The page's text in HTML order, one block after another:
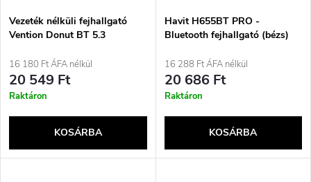
Vezeték nélküli fejhallgató
Vention Donut BT 5.3
16 180 Ft ÁFA nélkül
20 549 Ft
Raktáron
KOSÁRBA
Havit H655BT PRO -
Bluetooth fejhallgató (bézs)
16 288 Ft ÁFA nélkül
20 686 Ft
Raktáron
KOSÁRBA